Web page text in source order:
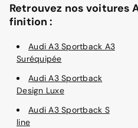
Retrouvez nos voitures
finition :
Audi A3 Sportback A3
Suréquipée
Audi A3 Sportback
Design Luxe
Audi A3 Sportback S
line